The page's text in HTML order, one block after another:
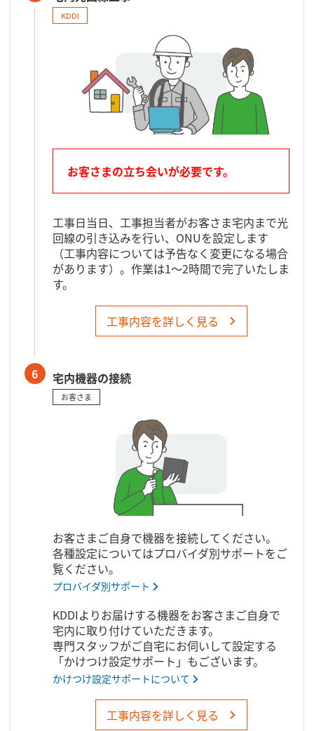
KDDI
お客さまの立ち会いが必要です。
工事日当日、工事担当者がお客さま宅内まで光
回線の引き込みを行い、ONUを設定します
（工事内容については予告なく変更になる場合
があります）。作業は1～2時間で完了いたしま
す。
工事内容を詳しく見る
6 宅内機器の接続
お客さま
お客さまご自身で機器を接続してください。
各種設定についてはプロバイダ別サポートをご
覧ください。
プロバイダ別サポート
KDDIよりお届けする機器をお客さまご自身で
宅内に取り付けていただきます。
専門スタッフがご自宅にお伺いして設定する
「かけつけ設定サポート」もございます。
かけつけ設定サポートについて
工事内容を詳しく見る